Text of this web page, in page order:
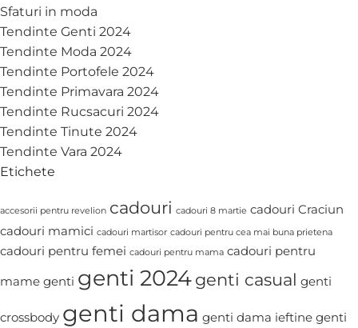
Sfaturi in moda
Tendinte Genti 2024
Tendinte Moda 2024
Tendinte Portofele 2024
Tendinte Primavara 2024
Tendinte Rucsacuri 2024
Tendinte Tinute 2024
Tendinte Vara 2024
Etichete
accesorii pentru revelion cadouri cadouri 8 martie cadouri Craciun
cadouri mamici cadouri martisor cadouri pentru cea mai buna prietena
cadouri pentru femei cadouri pentru mama cadouri pentru
mame genti genti 2024 genti casual genti
crossbody genti dama genti dama ieftine genti